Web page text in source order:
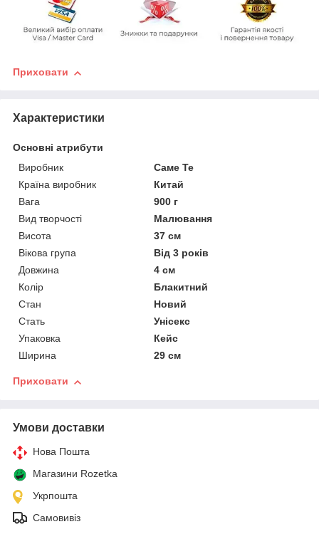
Приховати
Характеристики
Основні атрибути
Виробник
Саме Те
Країна виробник
Китай
Вага
900 г
Вид творчості
Малювання
Висота
37 см
Вікова група
Від 3 років
Довжина
4 см
Колір
Блакитний
Стан
Новий
Стать
Унісекс
Упаковка
Кейс
Ширина
29 см
Приховати
Умови доставки
Нова Пошта
Магазини Rozetka
Укрпошта
Самовивіз